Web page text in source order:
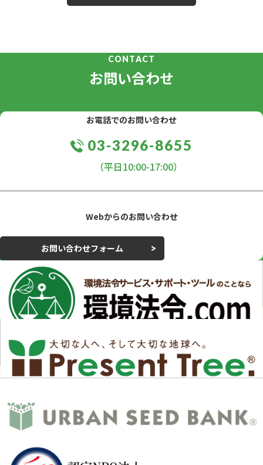
CONTACT
お問い合わせ
お電話でのお問い合わせ
03-3296-8655
（平日10:00-17:00）
Webからのお問い合わせ
お問い合わせフォーム